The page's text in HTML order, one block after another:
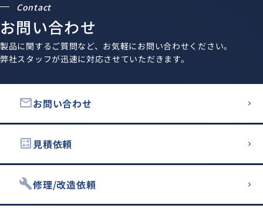
Contact
お問い合わせ
製品に関するご質問など、お気軽にお問い合わせください。
弊社スタッフが迅速に対応させていただきます。
emailお問い合わせ
calculate 見積依頼
build修理/改造依頼